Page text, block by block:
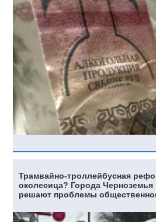
Трамвайно-троллейбусная
околесица? Города Черноземья
решают проблемы